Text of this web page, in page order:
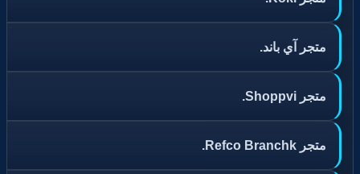
متجر آي باند.
متجر Shoppvi.
متجر Refco Branchk.